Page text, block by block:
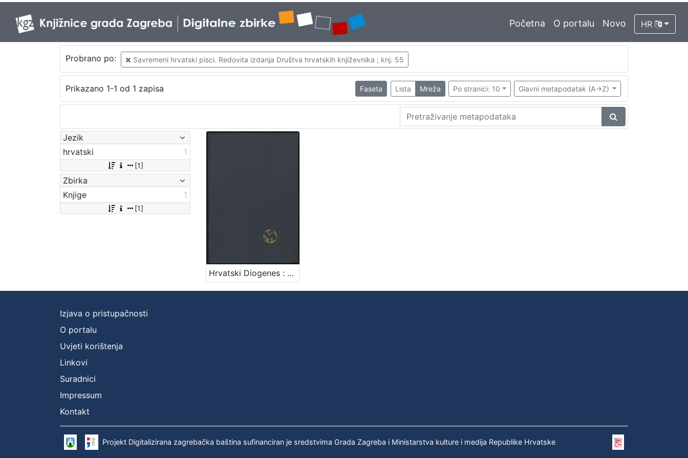
Početna O portalu Novo HR
Probrano po: Savremeni hrvatski pisci. Redovita izdanja Društva hrvatskih književnika ; knj. 55
Prikazano 1-1 od 1 zapisa Faseta Lista Mreža Po stranici: 10 Glavni metapodatak (A->Z)
Jezik
hrvatski
1
[1]
Zbirka
Knjige
1
[1]
Hrvatski Diogenes : historička komedija iz polovice XVIII. vijeka u pet činova : po romanu Augusta Šenoe / Milan Begović
Izjava o pristupačnosti
O portalu
Uvjeti korištenja
Linkovi
Suradnici
Impressum
Kontakt
Projekt Digitalizirana zagrebačka baština sufinanciran je sredstvima Grada Zagreba i Ministarstva kulture i medija Republike Hrvatske